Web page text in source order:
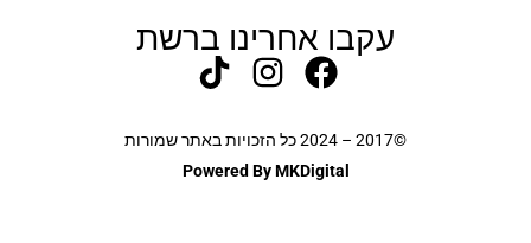
עקבו אחרינו ברשת
©2017 – 2024 כל הזכויות באתר שמורות
Powered By MKDigital